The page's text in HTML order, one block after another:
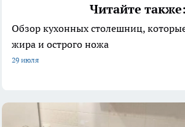
Читайте также:
Обзор кухонных столешниц,
жира и острого ножа
29 июля